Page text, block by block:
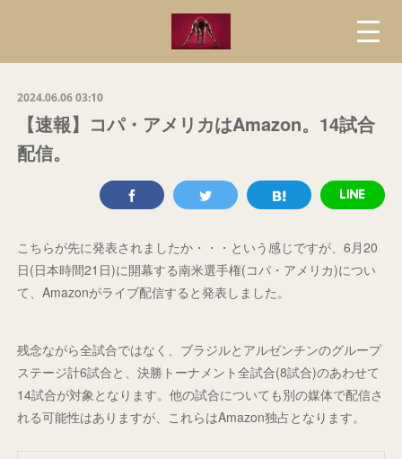
2024.06.06 03:10
【速報】コパ・アメリカはAmazon。14試合
配信。
こちらが先に発表されましたか・・・という感じですが、6月20
日(日本時間21日)に開幕する南米選手権(コパ・アメリカ)につい
て、Amazonがライブ配信すると発表しました。
残念ながら全試合ではなく、ブラジルとアルゼンチンのグループ
ステージ計6試合と、決勝トーナメント全試合(8試合)のあわせて
14試合が対象となります。他の試合についても別の媒体で配信さ
れる可能性はありますが、これらはAmazon独占となります。